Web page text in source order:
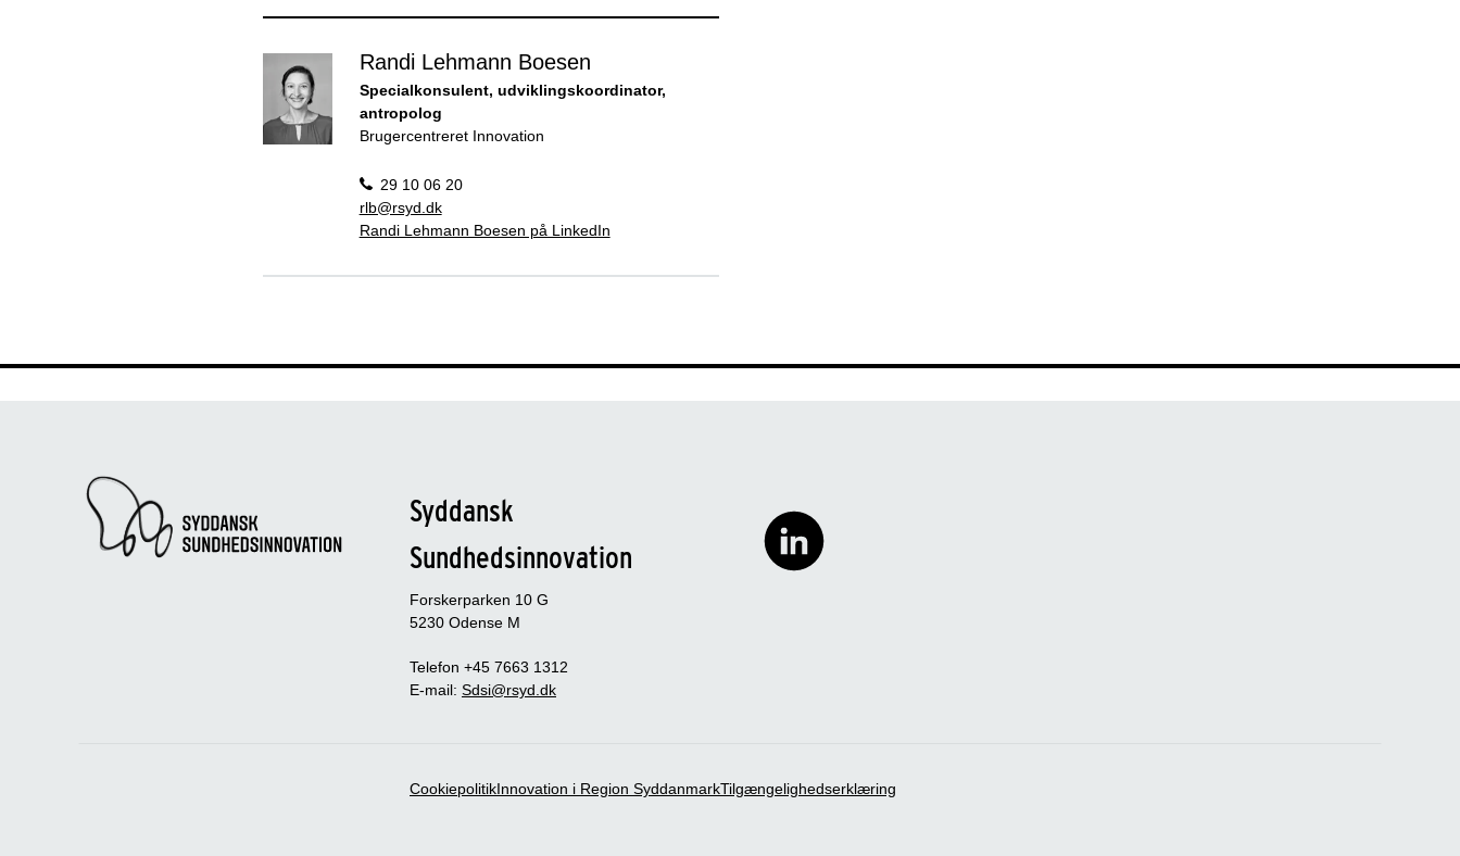
Randi Lehmann Boesen
Specialkonsulent, udviklingskoordinator,
antropolog
Brugercentreret Innovation
29 10 06 20
rlb@rsyd.dk
Randi Lehmann Boesen på LinkedIn
Syddansk
Sundhedsinnovation
Forskerparken 10 G
5230 Odense M
Telefon +45 7663 1312
E-mail: Sdsi@rsyd.dk
CookiepolitikInnovation i Region SyddanmarkTilgængelighedserklæring